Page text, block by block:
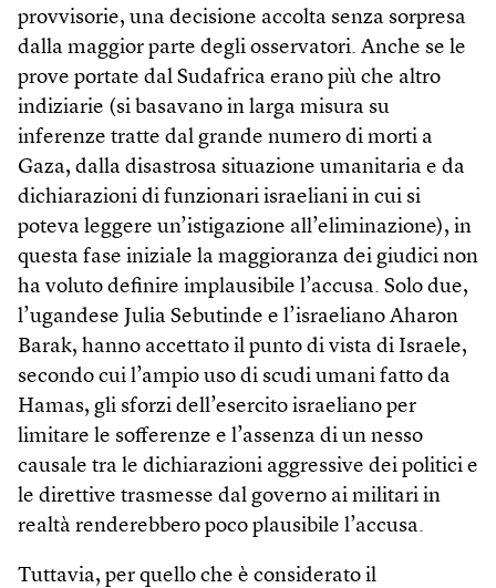
provvisorie, una decisione accolta senza sorpresa
dalla maggior parte degli osservatori. Anche se le
prove portate dal Sudafrica erano più che altro
indiziarie (si basavano in larga misura su
inferenze tratte dal grande numero di morti a
Gaza, dalla disastrosa situazione umanitaria e da
dichiarazioni di funzionari israeliani in cui si
poteva leggere un’istigazione all’eliminazione), in
questa fase iniziale la maggioranza dei giudici non
ha voluto definire implausibile l’accusa. Solo due,
l’ugandese Julia Sebutinde e l’israeliano Aharon
Barak, hanno accettato il punto di vista di Israele,
secondo cui l’ampio uso di scudi umani fatto da
Hamas, gli sforzi dell’esercito israeliano per
limitare le sofferenze e l’assenza di un nesso
causale tra le dichiarazioni aggressive dei politici e
le direttive trasmesse dal governo ai militari in
realtà renderebbero poco plausibile l’accusa.
Tuttavia, per quello che è considerato il